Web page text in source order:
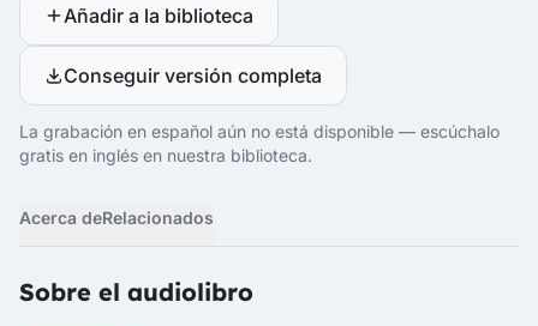
Añadir a la biblioteca
Conseguir versión completa
La grabación en español aún no está disponible — escúchalo
gratis en inglés en nuestra biblioteca.
Acerca deRelacionados
Sobre el audiolibro